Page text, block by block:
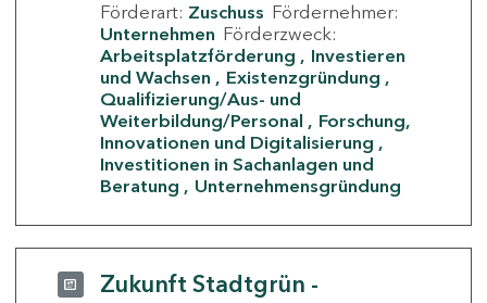
Förderart: Zuschuss Fördernehmer:
Unternehmen Förderzweck:
Arbeitsplatzförderung
Investieren
und Wachsen
Existenzgründung
Qualifizierung/Aus- und
Weiterbildung/Personal
Forschung,
Innovationen und Digitalisierung
Investitionen in Sachanlagen und
Beratung
Unternehmensgründung
Zukunft Stadtgrün -